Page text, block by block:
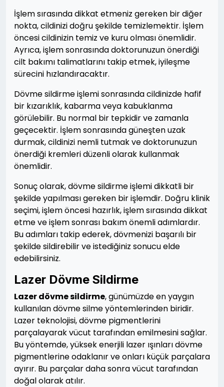
İşlem sırasında dikkat etmeniz gereken bir diğer
nokta, cildinizi doğru şekilde temizlemektir. İşlem
öncesi cildinizin temiz ve kuru olması önemlidir.
Ayrıca, işlem sonrasında doktorunuzun önerdiği
cilt bakımı talimatlarını takip etmek, iyileşme
sürecini hızlandıracaktır.
Dövme sildirme işlemi sonrasında cildinizde hafif
bir kızarıklık, kabarma veya kabuklanma
görülebilir. Bu normal bir tepkidir ve zamanla
geçecektir. İşlem sonrasında güneşten uzak
durmak, cildinizi nemli tutmak ve doktorunuzun
önerdiği kremleri düzenli olarak kullanmak
önemlidir.
Sonuç olarak, dövme sildirme işlemi dikkatli bir
şekilde yapılması gereken bir işlemdir. Doğru klinik
seçimi, işlem öncesi hazırlık, işlem sırasında dikkat
etme ve işlem sonrası bakım önemli adımlardır.
Bu adımları takip ederek, dövmenizi başarılı bir
şekilde sildirebilir ve istediğiniz sonucu elde
edebilirsiniz.
Lazer Dövme Sildirme
Lazer dövme sildirme, günümüzde en yaygın
kullanılan dövme silme yöntemlerinden biridir.
Lazer teknolojisi, dövme pigmentlerini
parçalayarak vücut tarafından emilmesini sağlar.
Bu yöntemde, yüksek enerjili lazer ışınları dövme
pigmentlerine odaklanır ve onları küçük parçalara
ayırır. Bu parçalar daha sonra vücut tarafından
doğal olarak atılır.